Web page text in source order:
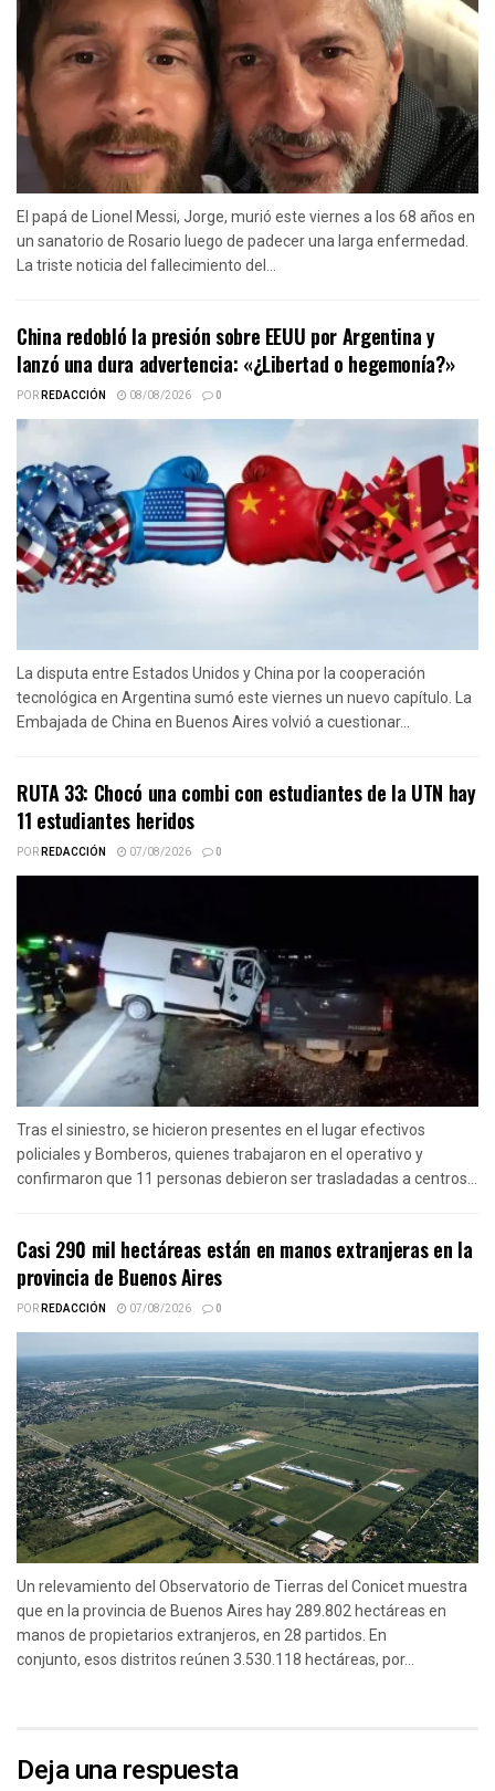
El papá de Lionel Messi, Jorge, murió este viernes a los 68 años en
un sanatorio de Rosario luego de padecer una larga enfermedad.
La triste noticia del fallecimiento del...
China redobló la presión sobre EEUU por Argentina y
lanzó una dura advertencia: «¿Libertad o hegemonía?»
PORREDACCIÓN 08/08/2026 0
La disputa entre Estados Unidos y China por la cooperación
tecnológica en Argentina sumó este viernes un nuevo capítulo. La
Embajada de China en Buenos Aires volvió a cuestionar...
RUTA 33: Chocó una combi con estudiantes de la UTN hay
11 estudiantes heridos
PORREDACCIÓN 07/08/2026 0
Tras el siniestro, se hicieron presentes en el lugar efectivos
policiales y Bomberos, quienes trabajaron en el operativo y
confirmaron que 11 personas debieron ser trasladadas a centros...
Casi 290 mil hectáreas están en manos extranjeras en la
provincia de Buenos Aires
PORREDACCIÓN 07/08/2026 0
Un relevamiento del Observatorio de Tierras del Conicet muestra
que en la provincia de Buenos Aires hay 289.802 hectáreas en
manos de propietarios extranjeros, en 28 partidos. En
conjunto, esos distritos reúnen 3.530.118 hectáreas, por...
Deja una respuesta